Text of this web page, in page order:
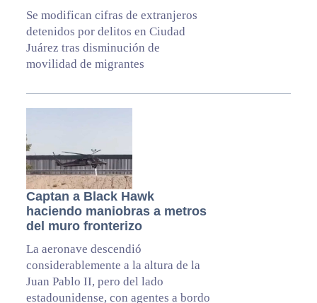
Se modifican cifras de extranjeros
detenidos por delitos en Ciudad
Juárez tras disminución de
movilidad de migrantes
Captan a Black Hawk
haciendo maniobras a metros
del muro fronterizo
La aeronave descendió
considerablemente a la altura de la
Juan Pablo II, pero del lado
estadounidense, con agentes a bordo